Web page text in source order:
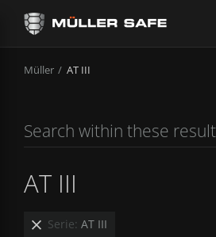
Müller AT III
AT III
Serie: AT III